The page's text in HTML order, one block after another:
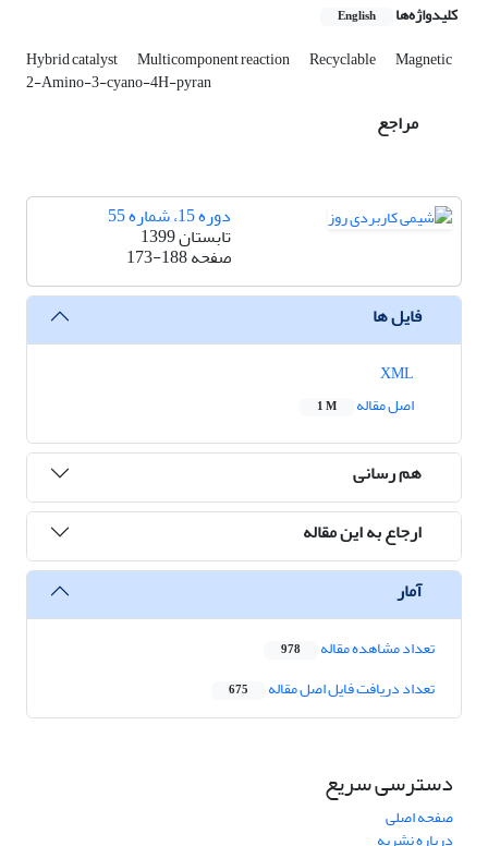
کلیدواژه‌ها English
Hybrid catalyst Multicomponent reaction Recyclable Magnetic
2-Amino-3-cyano-4H-pyran
مراجع
دوره 15، شماره 55
تابستان 1399
صفحه173-188
فایل ها
اصل مقاله
1 M
هم رسانی
ارجاع به این مقاله
آمار
تعداد مشاهده مقاله 978
تعداد دریافت فایل اصل مقاله 675
دسترسی سریع
صفحه اصلی